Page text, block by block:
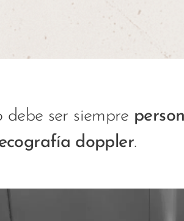
ser siempre
doppler.